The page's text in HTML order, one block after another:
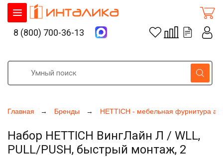
Главная Бренды HETTICH - мебельная фурнитура
Набор HETTICH ВингЛайн Л / WLL,
PULL/PUSH, быстрый монтаж, 2
8 (800) 700-36-13